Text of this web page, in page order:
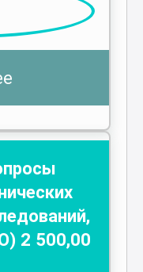
,
2 500,00